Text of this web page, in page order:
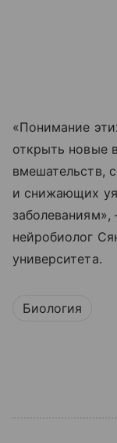
«Понимание
открыть новые
вмешательств,
и снижающих
нейробиолог
университета.
Биология